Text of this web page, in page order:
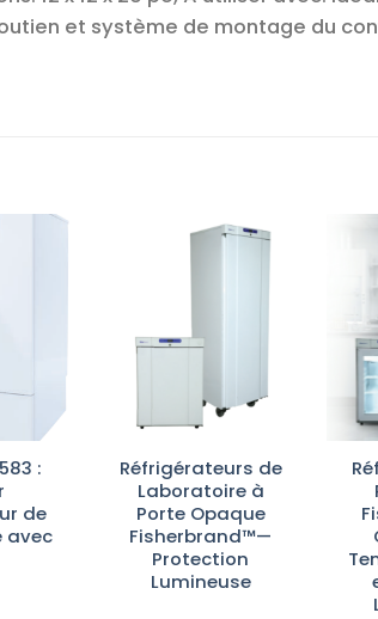
et système de montage du
:
de
avec
Réfrigérateurs de
Laboratoire à
Porte Opaque
Fisherbrand™—
Protection
Lumineuse